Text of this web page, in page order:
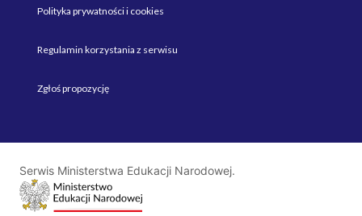
Polityka prywatności i cookies
Regulamin korzystania z serwisu
Zgłoś propozycję
Serwis Ministerstwa Edukacji Narodowej.